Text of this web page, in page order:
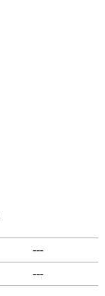
---
---